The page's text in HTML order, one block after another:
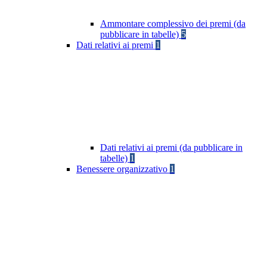
Ammontare complessivo dei premi (da
pubblicare in tabelle) 5
Dati relativi ai premi 1
Dati relativi ai premi (da pubblicare in
tabelle) 1
Benessere organizzativo 1